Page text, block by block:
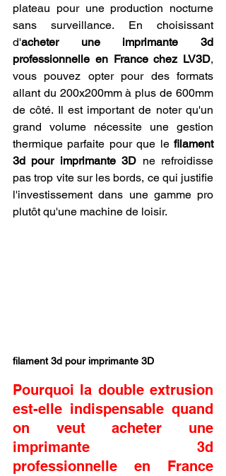
plateau pour une production nocturne
sans surveillance. En choisissant
d'acheter une imprimante 3d
professionnelle en France chez LV3D,
vous pouvez opter pour des formats
allant du 200x200mm à plus de 600mm
de côté. Il est important de noter qu'un
grand volume nécessite une gestion
thermique parfaite pour que le filament
3d pour imprimante 3D ne refroidisse
pas trop vite sur les bords, ce qui justifie
l'investissement dans une gamme pro
plutôt qu'une machine de loisir.
filament 3d pour imprimante 3D
Pourquoi la double extrusion
est-elle indispensable quand
on veut acheter une
imprimante 3d
professionnelle en France